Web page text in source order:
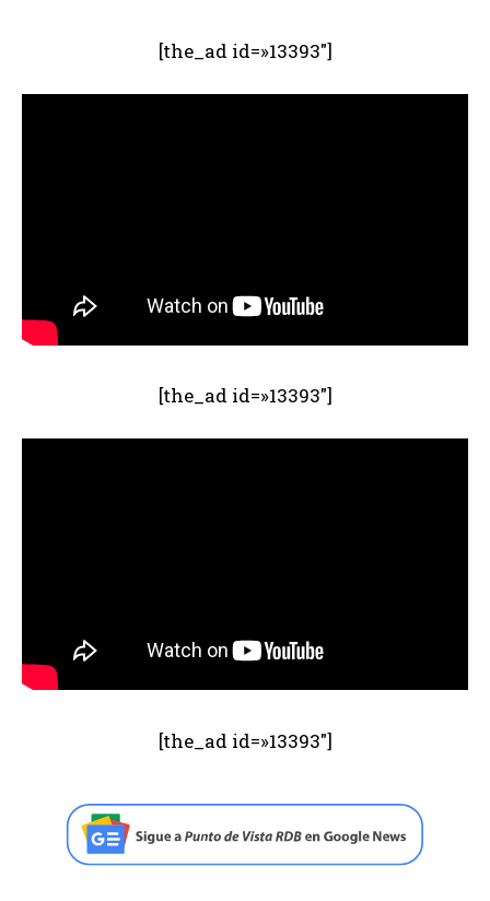
[the_ad id=»13393″]
[the_ad id=»13393″]
[the_ad id=»13393″]